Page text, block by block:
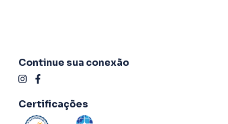
Continue sua conexão
Certificações